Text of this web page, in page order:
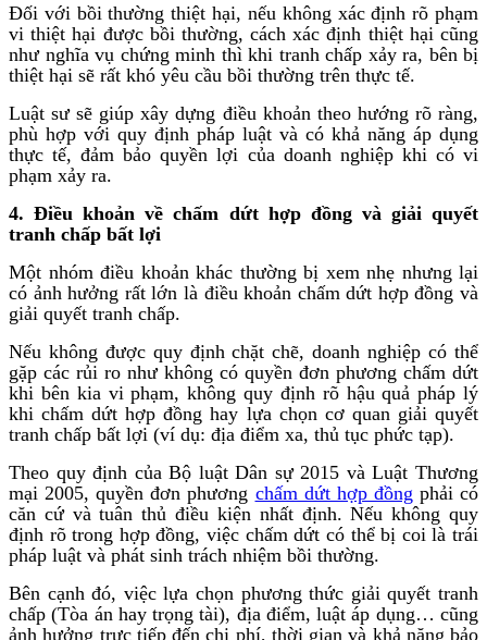
Đối với bồi thường thiệt hại, nếu không xác định rõ phạm
vi thiệt hại được bồi thường, cách xác định thiệt hại cũng
như nghĩa vụ chứng minh thì khi tranh chấp xảy ra, bên bị
thiệt hại sẽ rất khó yêu cầu bồi thường trên thực tế.
Luật sư sẽ giúp xây dựng điều khoản theo hướng rõ ràng,
phù hợp với quy định pháp luật và có khả năng áp dụng
thực tế, đảm bảo quyền lợi của doanh nghiệp khi có vi
phạm xảy ra.
4. Điều khoản về chấm dứt hợp đồng và giải quyết
tranh chấp bất lợi
Một nhóm điều khoản khác thường bị xem nhẹ nhưng lại
có ảnh hưởng rất lớn là điều khoản chấm dứt hợp đồng và
giải quyết tranh chấp.
Nếu không được quy định chặt chẽ, doanh nghiệp có thể
gặp các rủi ro như không có quyền đơn phương chấm dứt
khi bên kia vi phạm, không quy định rõ hậu quả pháp lý
khi chấm dứt hợp đồng hay lựa chọn cơ quan giải quyết
tranh chấp bất lợi (ví dụ: địa điểm xa, thủ tục phức tạp).
Theo quy định của Bộ luật Dân sự 2015 và Luật Thương
mại 2005, quyền đơn phương chấm dứt hợp đồng phải có
căn cứ và tuân thủ điều kiện nhất định. Nếu không quy
định rõ trong hợp đồng, việc chấm dứt có thể bị coi là trái
pháp luật và phát sinh trách nhiệm bồi thường.
Bên cạnh đó, việc lựa chọn phương thức giải quyết tranh
chấp (Tòa án hay trọng tài), địa điểm, luật áp dụng… cũng
ảnh hưởng trực tiếp đến chi phí, thời gian và khả năng bảo